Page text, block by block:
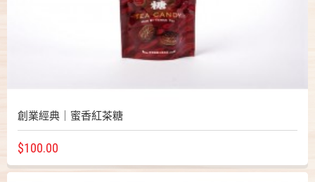
創業經典｜蜜香紅茶糖
$100.00